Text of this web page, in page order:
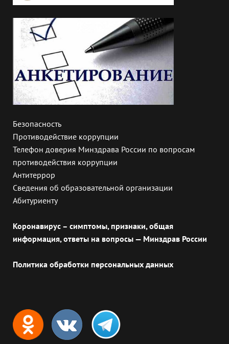
Безопасность
Противодействие коррупции
Телефон доверия Минздрава России по вопросам
противодействия коррупции
Антитеррор
Сведения об образовательной организации
Абитуриенту
Коронавирус – симптомы, признаки, общая
информация, ответы на вопросы — Минздрав России
Политика обработки персональных данных